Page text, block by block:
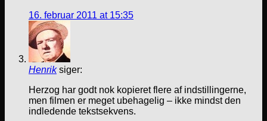
16. februar 2011 at 15:35
Henrik siger:
Herzog har godt nok kopieret flere af indstillingerne,
men filmen er meget ubehagelig – ikke mindst den
indledende tekstsekvens.